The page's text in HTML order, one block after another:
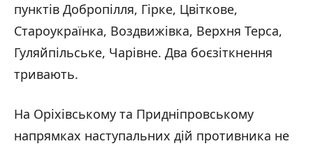
пунктів Добропілля, Гірке, Цвіткове,
Староукраїнка, Воздвижівка, Верхня Терса,
Гуляйпільське, Чарівне. Два боєзіткнення
тривають.
На Оріхівському та Придніпровському
напрямках наступальних дій противника не